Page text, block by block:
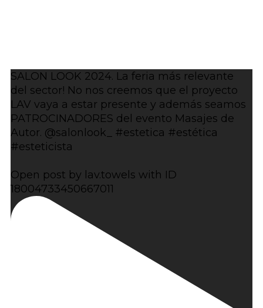
SALON LOOK 2024. La feria más relevante
del sector! No nos creemos que el proyecto
LAV vaya a estar presente y además seamos
PATROCINADORES del evento Masajes de
Autor. @salonlook_ #estetica #estética
#esteticista
Open post by lav.towels with ID
18004733450667011